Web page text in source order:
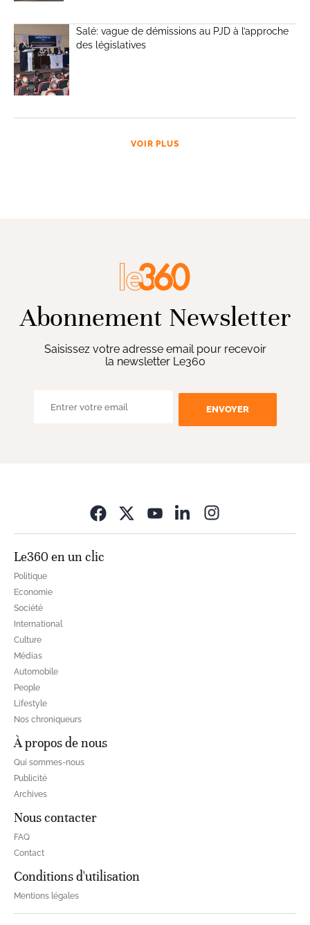
Salé: vague de démissions au PJD à l’approche
des législatives
VOIR PLUS
Abonnement Newsletter
Saisissez votre adresse email pour recevoir
la newsletter Le360
ENVOYER
Le360 en un clic
Politique
Economie
Société
International
Culture
Médias
Automobile
People
Lifestyle
Nos chroniqueurs
À propos de nous
Qui sommes-nous
Publicité
Archives
Nous contacter
FAQ
Contact
Conditions d'utilisation
Mentions légales